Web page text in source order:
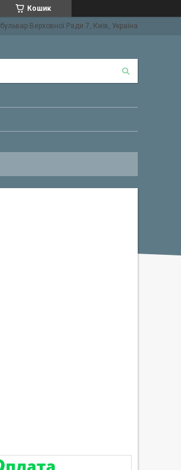
Кошик
бульвар Верховної Ради 7, Київ, Україна